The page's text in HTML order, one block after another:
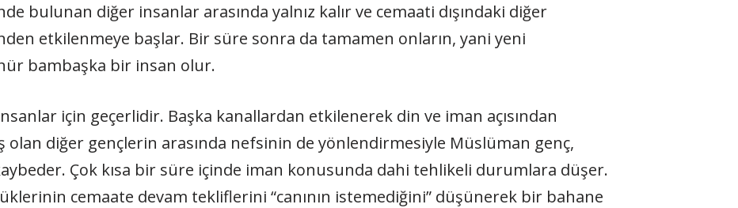
bulunan diğer insanlar arasında yalnız kalır ve cemaati dışındaki diğer
etkilenmeye başlar. Bir süre sonra da tamamen onların, yani yeni
bambaşka bir insan olur.
için geçerlidir. Başka kanallardan etkilenerek din ve iman açısından
olan diğer gençlerin arasında nefsinin de yönlendirmesiyle Müslüman genç,
Çok kısa bir süre içinde iman konusunda dahi tehlikeli durumlara düşer.
cemaate devam tekliflerini “canının istemediğini” düşünerek bir bahane